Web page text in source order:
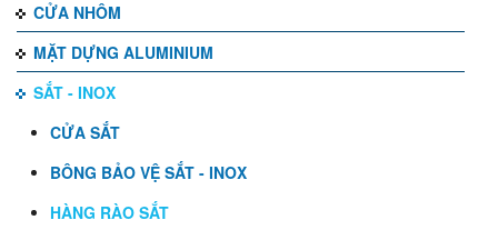
CỬA NHÔM
MẶT DỰNG ALUMINIUM
SẮT - INOX
CỬA SẮT
BÔNG BẢO VỆ SẮT - INOX
HÀNG RÀO SẮT